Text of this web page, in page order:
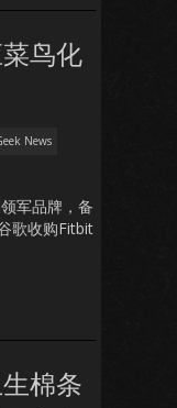
鸟化
News
军品牌，备
歌收购Fitbit
棉条